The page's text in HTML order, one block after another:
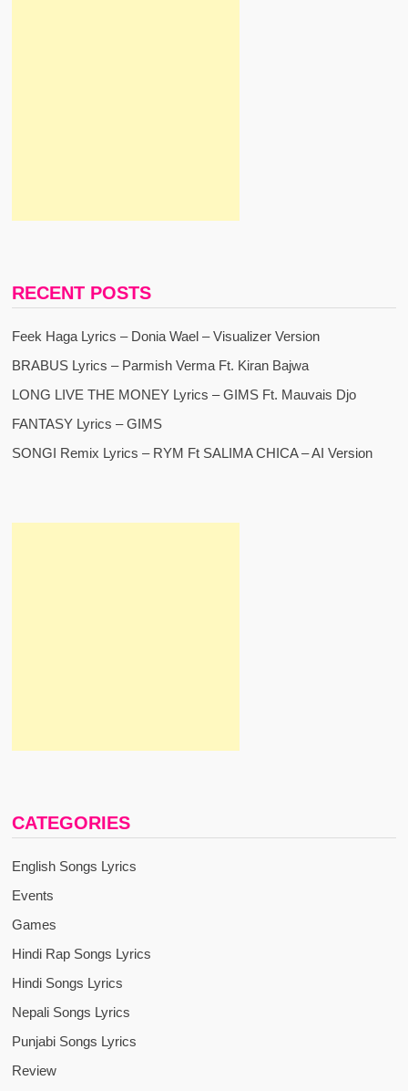
RECENT POSTS
Feek Haga Lyrics – Donia Wael – Visualizer Version
BRABUS Lyrics – Parmish Verma Ft. Kiran Bajwa
LONG LIVE THE MONEY Lyrics – GIMS Ft. Mauvais Djo
FANTASY Lyrics – GIMS
SONGI Remix Lyrics – RYM Ft SALIMA CHICA – AI Version
CATEGORIES
English Songs Lyrics
Events
Games
Hindi Rap Songs Lyrics
Hindi Songs Lyrics
Nepali Songs Lyrics
Punjabi Songs Lyrics
Review